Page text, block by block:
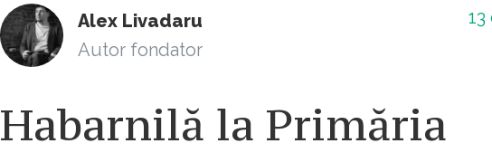
Alex Livadaru
Autor fondator
13
Habarnilă la Primăria